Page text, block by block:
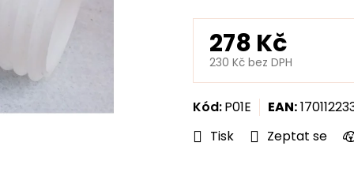
Tisk Zeptat se
Kód:P01E EAN:
278 Kč
230 Kč bez DPH
hvězdiček.